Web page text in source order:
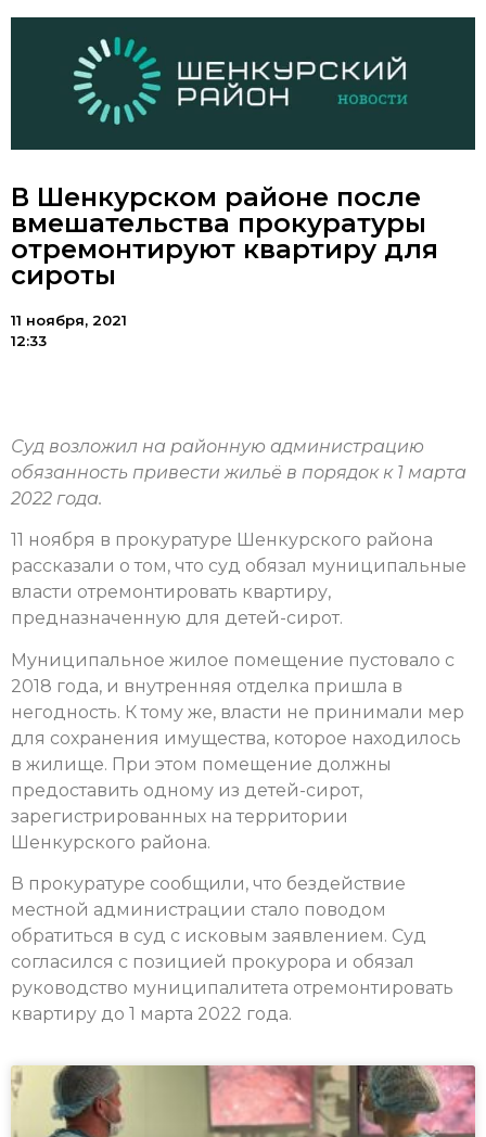
В Шенкурском районе после
вмешательства прокуратуры
отремонтируют квартиру для
сироты
11 ноября, 2021
12:33
Суд возложил на районную администрацию
обязанность привести жильё в порядок к 1 марта
2022 года.
11 ноября в прокуратуре Шенкурского района
рассказали о том, что суд обязал муниципальные
власти отремонтировать квартиру,
предназначенную для детей-сирот.
Муниципальное жилое помещение пустовало с
2018 года, и внутренняя отделка пришла в
негодность. К тому же, власти не принимали мер
для сохранения имущества, которое находилось
в жилище. При этом помещение должны
предоставить одному из детей-сирот,
зарегистрированных на территории
Шенкурского района.
В прокуратуре сообщили, что бездействие
местной администрации стало поводом
обратиться в суд с исковым заявлением. Суд
согласился с позицией прокурора и обязал
руководство муниципалитета отремонтировать
квартиру до 1 марта 2022 года.